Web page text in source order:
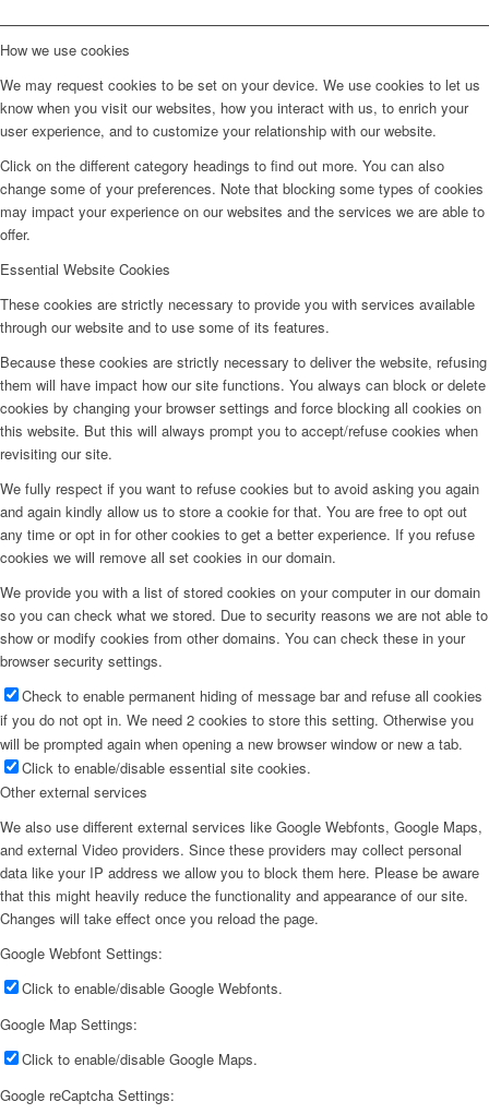
How we use cookies
We may request cookies to be set on your device. We use cookies to let us
know when you visit our websites, how you interact with us, to enrich your
user experience, and to customize your relationship with our website.
Click on the different category headings to find out more. You can also
change some of your preferences. Note that blocking some types of cookies
may impact your experience on our websites and the services we are able to
offer.
Essential Website Cookies
These cookies are strictly necessary to provide you with services available
through our website and to use some of its features.
Because these cookies are strictly necessary to deliver the website, refusing
them will have impact how our site functions. You always can block or delete
cookies by changing your browser settings and force blocking all cookies on
this website. But this will always prompt you to accept/refuse cookies when
revisiting our site.
We fully respect if you want to refuse cookies but to avoid asking you again
and again kindly allow us to store a cookie for that. You are free to opt out
any time or opt in for other cookies to get a better experience. If you refuse
cookies we will remove all set cookies in our domain.
We provide you with a list of stored cookies on your computer in our domain
so you can check what we stored. Due to security reasons we are not able to
show or modify cookies from other domains. You can check these in your
browser security settings.
Check to enable permanent hiding of message bar and refuse all cookies
if you do not opt in. We need 2 cookies to store this setting. Otherwise you
will be prompted again when opening a new browser window or new a tab.
Click to enable/disable essential site cookies.
Other external services
We also use different external services like Google Webfonts, Google Maps,
and external Video providers. Since these providers may collect personal
data like your IP address we allow you to block them here. Please be aware
that this might heavily reduce the functionality and appearance of our site.
Changes will take effect once you reload the page.
Google Webfont Settings:
Click to enable/disable Google Webfonts.
Google Map Settings:
Click to enable/disable Google Maps.
Google reCaptcha Settings: